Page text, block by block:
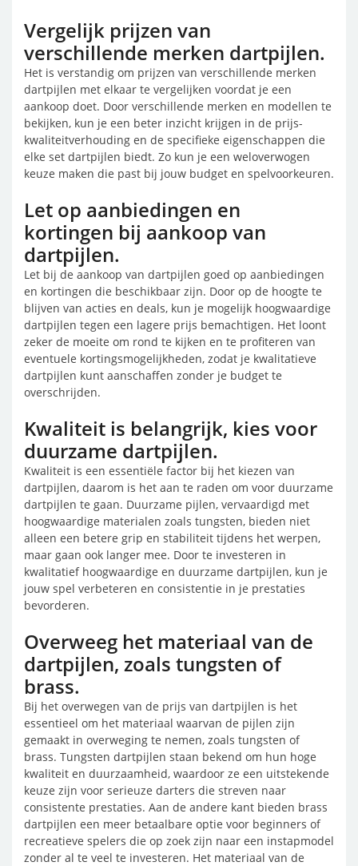
Vergelijk prijzen van
verschillende merken dartpijlen.
Het is verstandig om prijzen van verschillende merken
dartpijlen met elkaar te vergelijken voordat je een
aankoop doet. Door verschillende merken en modellen te
bekijken, kun je een beter inzicht krijgen in de prijs-
kwaliteitverhouding en de specifieke eigenschappen die
elke set dartpijlen biedt. Zo kun je een weloverwogen
keuze maken die past bij jouw budget en spelvoorkeuren.
Let op aanbiedingen en
kortingen bij aankoop van
dartpijlen.
Let bij de aankoop van dartpijlen goed op aanbiedingen
en kortingen die beschikbaar zijn. Door op de hoogte te
blijven van acties en deals, kun je mogelijk hoogwaardige
dartpijlen tegen een lagere prijs bemachtigen. Het loont
zeker de moeite om rond te kijken en te profiteren van
eventuele kortingsmogelijkheden, zodat je kwalitatieve
dartpijlen kunt aanschaffen zonder je budget te
overschrijden.
Kwaliteit is belangrijk, kies voor
duurzame dartpijlen.
Kwaliteit is een essentiële factor bij het kiezen van
dartpijlen, daarom is het aan te raden om voor duurzame
dartpijlen te gaan. Duurzame pijlen, vervaardigd met
hoogwaardige materialen zoals tungsten, bieden niet
alleen een betere grip en stabiliteit tijdens het werpen,
maar gaan ook langer mee. Door te investeren in
kwalitatief hoogwaardige en duurzame dartpijlen, kun je
jouw spel verbeteren en consistentie in je prestaties
bevorderen.
Overweeg het materiaal van de
dartpijlen, zoals tungsten of
brass.
Bij het overwegen van de prijs van dartpijlen is het
essentieel om het materiaal waarvan de pijlen zijn
gemaakt in overweging te nemen, zoals tungsten of
brass. Tungsten dartpijlen staan bekend om hun hoge
kwaliteit en duurzaamheid, waardoor ze een uitstekende
keuze zijn voor serieuze darters die streven naar
consistente prestaties. Aan de andere kant bieden brass
dartpijlen een meer betaalbare optie voor beginners of
recreatieve spelers die op zoek zijn naar een instapmodel
zonder al te veel te investeren. Het materiaal van de